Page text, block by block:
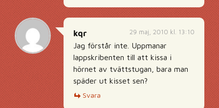
29 maj, 2010 kl. 13:10
kqr
Jag förstår inte. Uppmanar
lappskribenten till att kissa i
hörnet av tvättstugan, bara man
späder ut kisset sen?
Svara